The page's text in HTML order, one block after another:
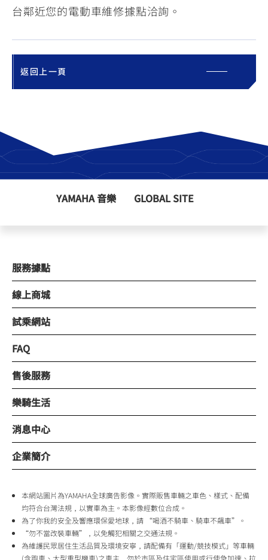
台鄰近您的電動車維修據點洽詢。
返回上一頁
YAMAHA 音樂 GLOBAL SITE
服務據點
線上商城
試乘網站
FAQ
售後服務
樂騎生活
消息中心
企業簡介
本網站圖片為YAMAHA全球廣告影像。實際販售車輛之車色、樣式、配備
均符合台灣法規，以實車為主。本影像經數位合成。
為了你我的安全及響應環保愛地球，請 “喝酒不騎車、騎車不飆車”。
“勿不當改裝車輛”，以免觸犯相關之交通法規。
為維護民眾居住生活品質及環境安寧，請配備有「運動/競技模式」等車輛
(含跑車、大型重型機車)之車主，勿於市區及住宅區使用或行使急加速、拉